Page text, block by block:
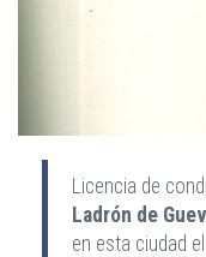
Licencia de
Ladrón de
en esta ciudad